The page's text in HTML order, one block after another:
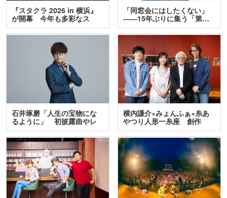
『スタクラ 2026 in 横浜』
が開幕 今年も多彩なス
テ…
「同窓会にはしたくない」
――15年ぶりに集う「第…
石井琢磨「人生の宝物にな
るように」 初披露曲やレ
ア…
横内謙介×みょんふぁ×糸あ
やつり人形一糸座 創作
人…